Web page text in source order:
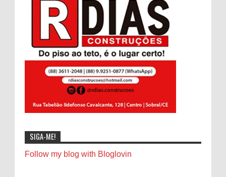
SIGA-ME!
Follow my blog with Bloglovin